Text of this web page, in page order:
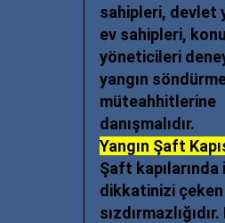
sahipleri, devlet
ev sahipleri,
yöneticileri
yangın
müteahhitlerine
danışmalıdır.
Yangın Şaft
Şaft kapılarında
dikkatinizi çeken